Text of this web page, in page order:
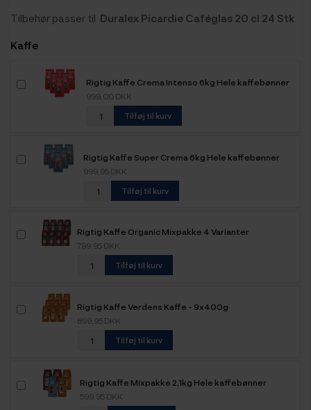
Tilbehør passer til Duralex Picardie Caféglas 20 cl 24 Stk
Kaffe
Rigtig Kaffe Crema Intenso 6kg Hele kaffebønner
999,00 DKK
Tilføj til kurv
Rigtig Kaffe Super Crema 6kg Hele kaffebønner
999,95 DKK
Tilføj til kurv
Rigtig Kaffe Organic Mixpakke 4 Varianter
799,95 DKK
Tilføj til kurv
Rigtig Kaffe Verdens Kaffe - 9x400g
899,95 DKK
Tilføj til kurv
Rigtig Kaffe Mixpakke 2,1kg Hele kaffebønner
599,95 DKK